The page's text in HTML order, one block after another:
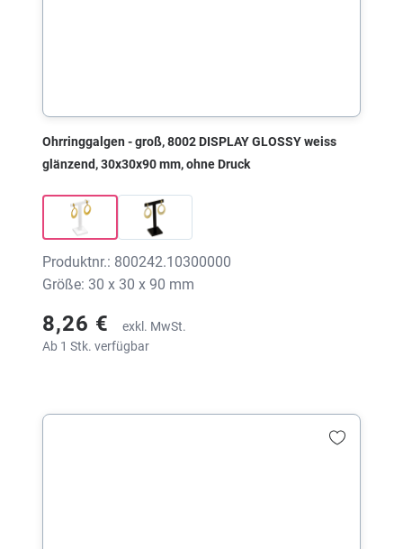
Ohrringgalgen - groß, 8002 DISPLAY GLOSSY weiss
glänzend, 30x30x90 mm, ohne Druck
Produktnr.: 800242.10300000
Größe: 30 x 30 x 90 mm
8,26 €
exkl. MwSt.
Ab 1 Stk. verfügbar